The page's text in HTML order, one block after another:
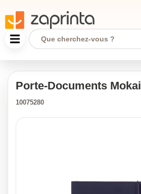
Porte-Documents Mokai
10075280